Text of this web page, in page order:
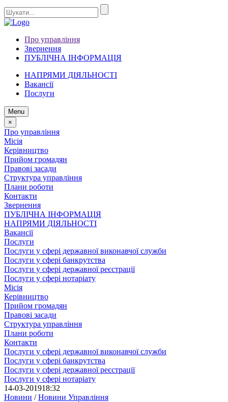
Про управління
Звернення
ПУБЛІЧНА ІНФОРМАЦІЯ
НАПРЯМИ ДІЯЛЬНОСТІ
Вакансії
Послуги
Menu
×
Про управління
Місія
Керівництво
Прийом громадян
Правові засади
Структура управління
Плани роботи
Контакти
Звернення
ПУБЛІЧНА ІНФОРМАЦІЯ
НАПРЯМИ ДІЯЛЬНОСТІ
Вакансії
Послуги
Послуги у сфері державної виконавчої служби
Послуги у сфері банкрутства
Послуги у сфері державної реєстрації
Послуги у сфері нотаріату
Місія
Керівництво
Прийом громадян
Правові засади
Структура управління
Плани роботи
Контакти
Послуги у сфері державної виконавчої служби
Послуги у сфері банкрутства
Послуги у сфері державної реєстрації
Послуги у сфері нотаріату
14-03-201918:32
Новини /Новини Управління